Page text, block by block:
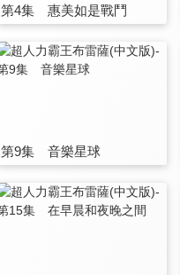
第4集 惠美如是戰鬥
第9集 音樂星球